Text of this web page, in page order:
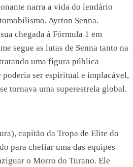
narra a vida do lendário
Ayrton Senna.
chegada à Fórmula 1 em
segue as lutas de Senna tanto na
uma figura pública
ser espiritual e implacável,
tornava uma superestrela global.
capitão da Tropa de Elite do
para chefiar uma das equipes
o Morro do Turano. Ele